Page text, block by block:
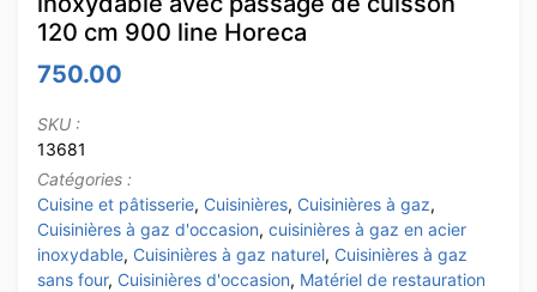
120 cm 900 line Horeca
750.00
SKU :
13681
Catégories :
Cuisine et pâtisserie, Cuisinières, Cuisinières à gaz,
Cuisinières à gaz d'occasion, cuisinières à gaz en acier
inoxydable, Cuisinières à gaz naturel, Cuisinières à gaz
sans four, Cuisinières d'occasion, Matériel de restauration